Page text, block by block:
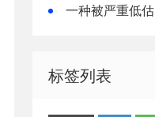
一种被严重低
标签列表